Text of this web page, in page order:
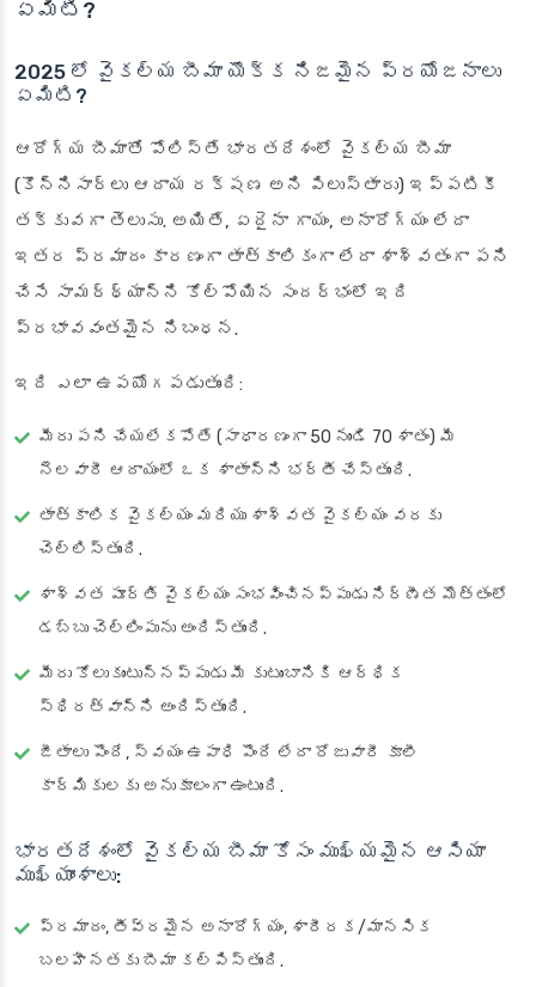
ఏమిటి?
2025 లో వైకల్య బీమా యొక్క నిజమైన ప్రయోజనాలు
ఏమిటి?
ఆరోగ్య బీమాతో పోలిస్తే భారతదేశంలో వైకల్య బీమా
(కొన్నిసార్లు ఆదాయ రక్షణ అని పిలుస్తారు) ఇప్పటికీ
తక్కువగా తెలుసు. అయితే, ఏదైనా గాయం, అనారోగ్యం లేదా
ఇతర ప్రమాదం కారణంగా తాత్కాలికంగా లేదా శాశ్వతంగా పని
చేసే సామర్థ్యాన్ని కోల్పోయిన సందర్భంలో ఇది
ప్రభావవంతమైన నిబంధన.
ఇది ఎలా ఉపయోగపడుతుంది:
మీరు పని చేయలేకపోతే (సాధారణంగా 50 నుండి 70 శాతం) మీ
నెలవారీ ఆదాయంలో ఒక శాతాన్ని భర్తీ చేస్తుంది.
తాత్కాలిక వైకల్యం మరియు శాశ్వత వైకల్యం వరకు
చెల్లిస్తుంది.
శాశ్వత పూర్తి వైకల్యం సంభవించినప్పుడు నిర్ణీత మొత్తంలో
డబ్బు చెల్లింపును అందిస్తుంది.
మీరు కోలుకుంటున్నప్పుడు మీ కుటుంబానికి ఆర్థిక
స్థిరత్వాన్ని అందిస్తుంది.
జీతాలు పొందే, స్వయం ఉపాధి పొందే లేదా రోజువారీ కూలీ
కార్మికులకు అనుకూలంగా ఉంటుంది.
భారతదేశంలో వైకల్య బీమా కోసం ముఖ్యమైన ఆసియా
ముఖ్యాంశాలు:
ప్రమాదం, తీవ్రమైన అనారోగ్యం, శారీరక/మానసిక
బలహీనతకు బీమా కల్పిస్తుంది.